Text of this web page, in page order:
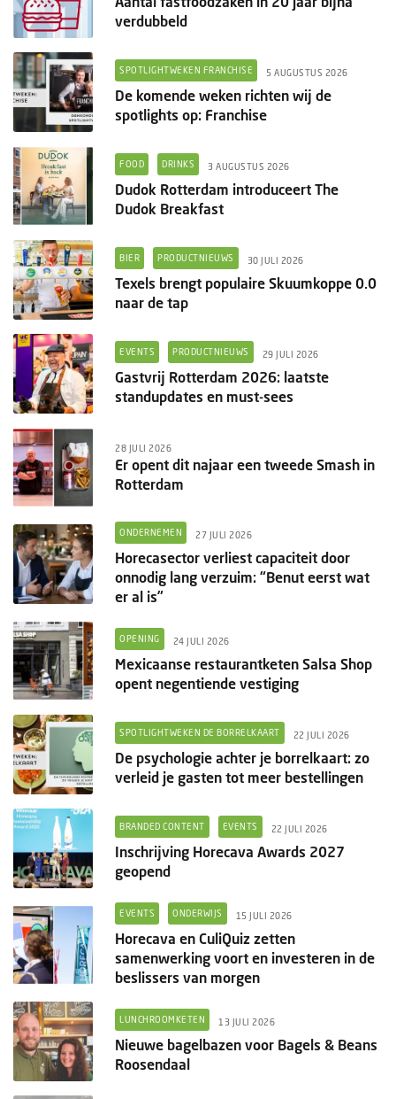
verdubbeld
SPOTLIGHTWEKEN FRANCHISE 5 AUGUSTUS 2026
De komende weken richten wij de
spotlights op: Franchise
FOOD DRINKS 3 AUGUSTUS 2026
Dudok Rotterdam introduceert The
Dudok Breakfast
BIER PRODUCTNIEUWS 30 JULI 2026
Texels brengt populaire Skuumkoppe 0.0
naar de tap
EVENTS PRODUCTNIEUWS 29 JULI 2026
Gastvrij Rotterdam 2026: laatste
standupdates en must-sees
28 JULI 2026
Er opent dit najaar een tweede Smash in
Rotterdam
ONDERNEMEN 27 JULI 2026
Horecasector verliest capaciteit door
onnodig lang verzuim: “Benut eerst wat
er al is”
OPENING 24 JULI 2026
Mexicaanse restaurantketen Salsa Shop
opent negentiende vestiging
SPOTLIGHTWEKEN DE BORRELKAART 22 JULI 2026
De psychologie achter je borrelkaart: zo
verleid je gasten tot meer bestellingen
BRANDED CONTENT EVENTS 22 JULI 2026
Inschrijving Horecava Awards 2027
geopend
EVENTS ONDERWIJS 15 JULI 2026
Horecava en CuliQuiz zetten
samenwerking voort en investeren in de
beslissers van morgen
LUNCHROOMKETEN 13 JULI 2026
Nieuwe bagelbazen voor Bagels & Beans
Roosendaal